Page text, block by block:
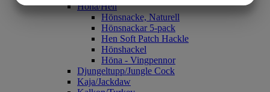
Höna/Hen
Hönsnacke, Naturell
Hönsnackar 5-pack
Hen Soft Patch Hackle
Hönshackel
Höna - Vingpennor
Djungeltupp/Jungle Cock
Kaja/Jackdaw
MARKNADSFÖRING STATISTIK